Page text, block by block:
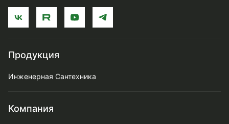
Продукция
Инженерная Сантехника
Компания